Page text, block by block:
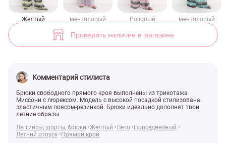
Желтый ментоловый Розовый ментоловый
Проверить наличие в магазине
Комментарий стилиста
Брюки свободного прямого кроя выполнены из трикотажа
Миссони с люрексом. Модель с высокой посадкой стилизована
эластичным поясом-резинкой. Брюки идеально дополнят твои
летние образы
Леггинсы, шорты, брюки Желтый Лето
Повседневный
Летний отпуск
Прямой крой